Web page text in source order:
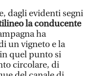
dagli evidenti segni
la conducente
ha
un vigneto e la
quel punto si
circolare, di